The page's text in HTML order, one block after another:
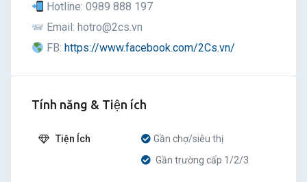
Hotline: 0989 888 197
Email: hotro@2cs.vn
FB:https://www.facebook.com/2Cs.vn/
Tính năng & Tiện ích
Tiện Ích
Gần chợ/siêu thị
Gần trường cấp 1/2/3